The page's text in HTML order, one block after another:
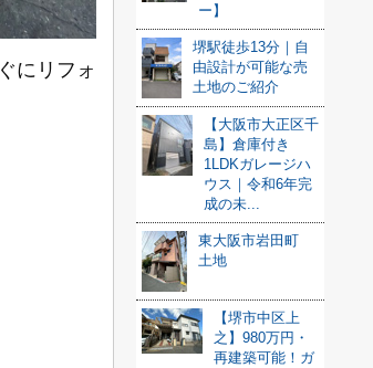
にリフォ
ー】
堺駅徒歩13分｜自
由設計が可能な売
土地のご紹介
【大阪市大正区千
島】倉庫付き
1LDKガレージハ
ウス｜令和6年完
成の未...
東大阪市岩田町
土地
【堺市中区上
之】980万円・
再建築可能！ガ